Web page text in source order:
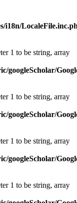
i18n/
1 to be string, array
googleScholar/
1 to be string, array
googleScholar/
1 to be string, array
googleScholar/
1 to be string, array